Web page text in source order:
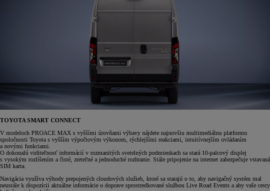
TOYOTA SMART CONNECT
V modeloch PROACE MAX s vyššími úrovňami výbavy nájdete najnovšiu multimediálnu platformu
spoločnosti Toyota s vyšším výpočtovým výkonom, rýchlejšími reakciami, intuitívnejším ovládaním
a novými funkciami.
O dokonalú viditeľnosť informácií v rozmanitých svetelných podmienkach sa stará 10-palcový displej
s vysokým rozlíšením a čisté, zreteľné a jednoduché rozhranie. Stále pripojenie na internet zabezpečuje vstavaná
SIM karta.
Navigácia využíva výhody prepojených cloudových služieb, ktoré sa starajú o to, aby navigačný systém mal
neustále k dispozícii aktuálne informácie o doprave sprostredkované službou Live Road Events a aby vaše cesty